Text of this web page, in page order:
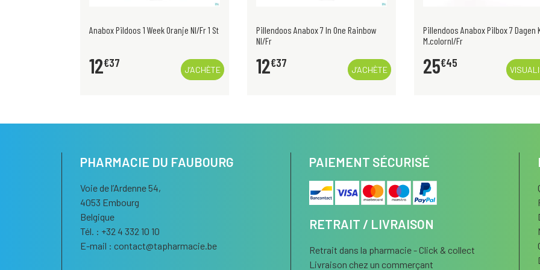
Anabox Pildoos 1 Week Oranje Nl/Fr 1 St
12€37
J’ACHÈTE
Pillendoos Anabox 7 In One Rainbow
Nl/Fr
12€37
J’ACHÈTE
Pillendoos Anabox Pilbox 7 Dagen
M.colornl/Fr
25€45
PHARMACIE DU FAUBOURG
Voie de l’Ardenne 54,
4053 Embourg
Belgique
Tél. : +32 4 332 10 10
E-mail : contact@tapharmacie.be
PAIEMENT SÉCURISÉ
RETRAIT / LIVRAISON
Retrait dans la pharmacie - Click & collect
Livraison chez un commerçant